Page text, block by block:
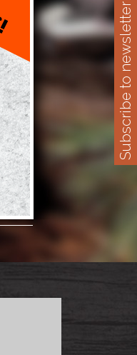
Subscribe to newsletter